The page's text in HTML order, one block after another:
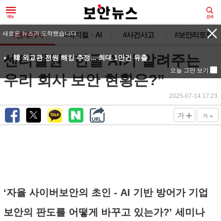
#전체기사 #피지컬ㆍAI #사건사고 #보안리포트
센티넬원 “한글 AI가 알려주는
우리 회사 보안 현황은?”
2025-07-14 17:23
가 + 가 -
‘자율 사이버보안의 초인 - AI 기반 방어가 기업
보안의 판도를 어떻게 바꾸고 있는가?’ 세미나
새로운 뉴스가 도착했습니다.
韓 외교관 전원 해킹 추정... 최대 1만건 유출
오늘 그만 보기